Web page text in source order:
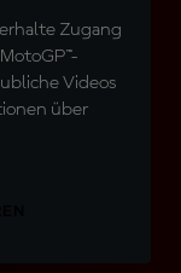
Zugang
Videos
über